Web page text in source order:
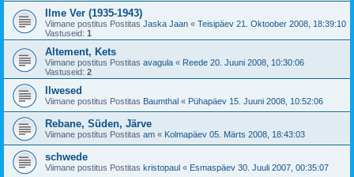
Ilme Ver (1935-1943)
Viimane postitus Postitas Jaska Jaan « Teisipäev 21. Oktoober 2008, 18:39:10
Vastuseid: 1
Altement, Kets
Viimane postitus Postitas avagula « Reede 20. Juuni 2008, 10:30:06
Vastuseid: 2
Ilwesed
Viimane postitus Postitas Baumthal « Pühapäev 15. Juuni 2008, 10:52:06
Rebane, Süden, Järve
Viimane postitus Postitas am « Kolmapäev 05. Märts 2008, 18:43:03
schwede
Viimane postitus Postitas kristopaul « Esmaspäev 30. Juuli 2007, 00:35:07